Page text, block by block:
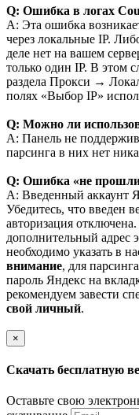
Q: Ошибка в логах
A: Эта ошибка
через локальные IP.
деле нет на вашем
только один IP. В этом
раздела Прокси →
полях «Выбор IP»
Q: Можно ли
A: Панель не
парсинга в них нет
Q: Ошибка «не
A: Введенный аккаунт
Убедитесь, что введен
авторизация
дополнительный адрес
необходимо указать в
внимание, для
пароль Яндекс на
рекомендуем завести
свой личный.
×
Скачать бесплатную
Оставьте свою